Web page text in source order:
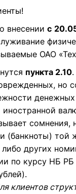
внесении с
ОАО
пункта 2.10
но
денежных
иностранной
сомнения,
(банкноты) той
других
по курсу НБ РБ
клиентов